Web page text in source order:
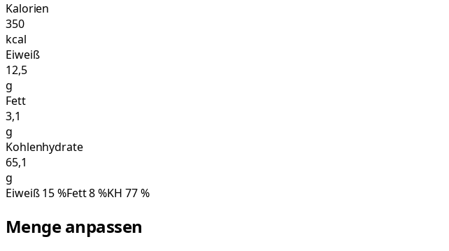
Kalorien
350
kcal
Eiweiß
12,5
g
Fett
3,1
g
Kohlenhydrate
65,1
g
Eiweiß15%Fett8%KH 77%
Menge anpassen